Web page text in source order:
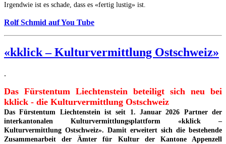
Irgendwie ist es schade, dass es «fertig lustig» ist.
Rolf Schmid auf You Tube
«kklick – Kulturvermittlung Ostschweiz»
.
Das Fürstentum Liechtenstein beteiligt sich neu bei
kklick - die Kulturvermittlung Ostschweiz
Das Fürstentum Liechtenstein ist seit 1. Januar 2026 Partner der
interkantonalen Kulturvermittlungsplattform «kklick –
Kulturvermittlung Ostschweiz». Damit erweitert sich die bestehende
Zusammenarbeit der Ämter für Kultur der Kantone Appenzell